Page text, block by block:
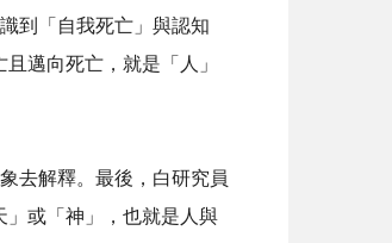
到「自我死亡」與認知
邁向死亡，就是「人」
去解釋。最後，白研究員
」或「神」，也就是人與